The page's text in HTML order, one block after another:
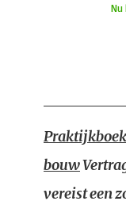
bouw
vereist een